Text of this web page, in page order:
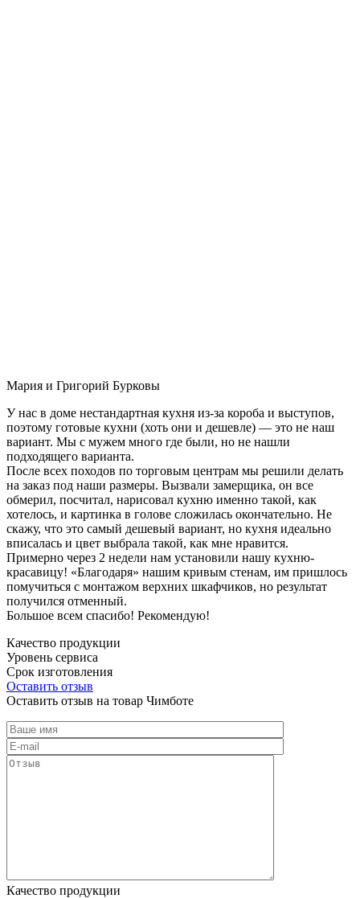
Мария и Григорий Бурковы
У нас в доме нестандартная кухня из-за короба и выступов,
поэтому готовые кухни (хоть они и дешевле) — это не наш
вариант. Мы с мужем много где были, но не нашли
подходящего варианта.
После всех походов по торговым центрам мы решили делать
на заказ под наши размеры. Вызвали замерщика, он все
обмерил, посчитал, нарисовал кухню именно такой, как
хотелось, и картинка в голове сложилась окончательно. Не
скажу, что это самый дешевый вариант, но кухня идеально
вписалась и цвет выбрала такой, как мне нравится.
Примерно через 2 недели нам установили нашу кухню-
красавицу! «Благодаря» нашим кривым стенам, им пришлось
помучиться с монтажом верхних шкафчиков, но результат
получился отменный.
Большое всем спасибо! Рекомендую!
Качество продукции
Уровень сервиса
Срок изготовления
Оставить отзыв
Оставить отзыв на товар Чимботе
Качество продукции